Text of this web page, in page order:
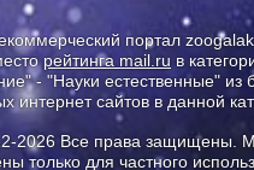
портал
рейтинга mail.ru в
- "Науки естественные" из
интернет сайтов в данной
2026 Все права защищены.
только для частного